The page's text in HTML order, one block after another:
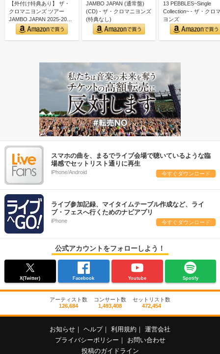
【外付け特典あり】 ザ・
クロマニヨンズ ツアー
JAMBO JAPAN 2025-2026
(通常…
JAMBO JAPAN (通常盤)
(CD) - ザ・クロマニヨンズ
(特典なし)
13 PEBBLES~Single
Collection~ - ザ・クロ
ヨンズ
スマホの曲を、まるでライブ会場で聴いているような臨
場感でセットリスト通りに再生
iPhone/Android 今すぐダウンロード
ライブ参加記録、マイタイムテーブル作成など、ライ
ブ・フェスへ行くためのナビアプリ
iPhone 今すぐダウンロード
公式アカウントをフォローしよう！
X(Twitter) Facebook Youtube Spotify
アーティスト数
126,684
コンサート数
1,493,408
セットリスト数
472,454
お知らせ ヘルプ 利用規約
運営会社
プライバシーポリシー
お問い合わせ
投稿のガイドライン